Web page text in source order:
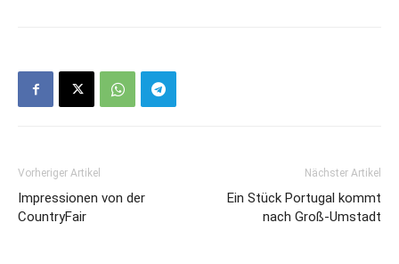
Vorheriger Artikel
Impressionen von der
CountryFair
Nächster Artikel
Ein Stück Portugal kommt
nach Groß-Umstadt